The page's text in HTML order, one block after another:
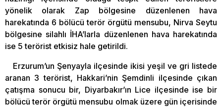
yönelik olarak Zap bölgesine düzenlenen hava
harekatında 6 bölücü terör örgütü mensubu, Nirva Seytu
bölgesine silahlı İHA’larla düzenlenen hava harekatında
ise 5 terörist etkisiz hale getirildi.
Erzurum’un Şenyayla ilçesinde ikisi yeşil ve gri listede
aranan 3 terörist, Hakkari’nin Şemdinli ilçesinde çıkan
çatışma sonucu bir, Diyarbakır’ın Lice ilçesinde ise bir
bölücü terör örgütü mensubu olmak üzere gün içerisinde